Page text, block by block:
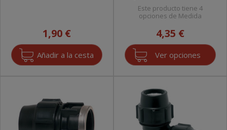
1,90 €
Este producto tiene 4
opciones de Medida
4,35 €
Ver opciones